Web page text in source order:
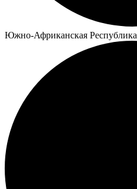
Южно-Африканская Республика